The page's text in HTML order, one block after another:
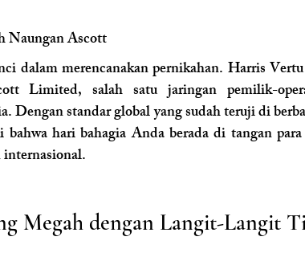
Naungan Ascott
dalam merencanakan pernikahan. Harris
Limited, salah satu jaringan pemilik-
Dengan standar global yang sudah teruji di
bahwa hari bahagia Anda berada di tangan
Megah dengan Langit-Langit